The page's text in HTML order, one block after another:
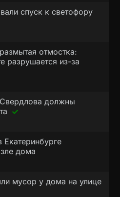
спуск к светофору
отмостка:
разрушается из-за
должны
дома
мусор у дома на улице